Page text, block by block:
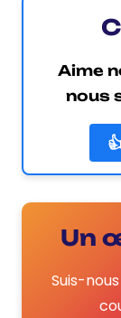
Aime
nous
Un
Suis-